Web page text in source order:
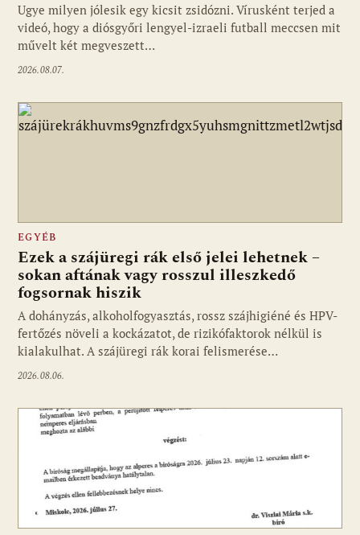
Ugye milyen jólesik egy kicsit zsidózni. Vírusként terjed a
videó, hogy a diósgyőri lengyel-izraeli futball meccsen mit
művelt két megveszett…
2026.08.07.
EGYÉB
Ezek a szájüregi rák első jelei lehetnek –
sokan aftának vagy rosszul illeszkedő
fogsornak hiszik
A dohányzás, alkoholfogyasztás, rossz szájhigiéné és HPV-
fertőzés növeli a kockázatot, de rizikófaktorok nélkül is
kialakulhat. A szájüregi rák korai felismerése…
2026.08.06.